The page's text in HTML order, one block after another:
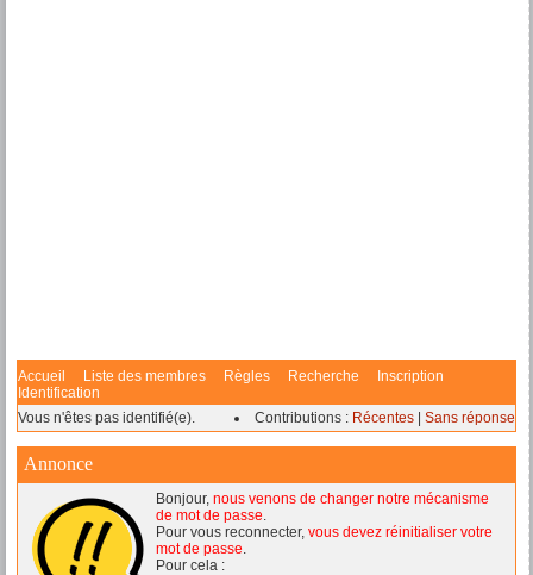
Accueil Liste des membres Règles Recherche
Inscription
Identification
Vous n'êtes pas identifié(e).
Contributions : Récentes Sans réponse
Annonce
Bonjour, nous venons de changer notre mécanisme
de mot de passe.
Pour vous reconnecter, vous devez réinitialiser votre
mot de passe.
Pour cela :